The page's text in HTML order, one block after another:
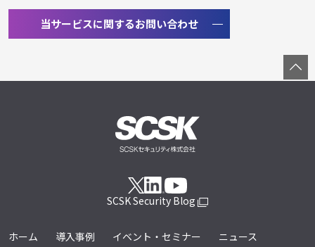
当サービスに関するお問い合わせ
SCSK Security Blog
ホーム 導入事例 イベント・セミナー
ニュース